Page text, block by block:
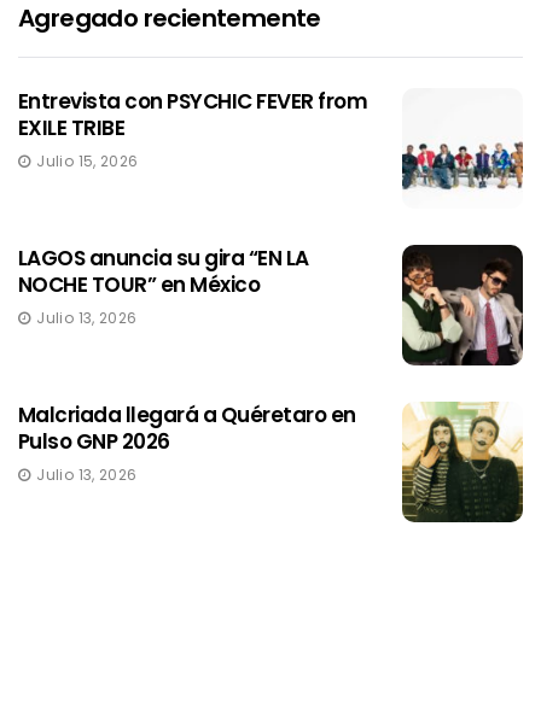
Agregado recientemente
Entrevista con PSYCHIC FEVER from
EXILE TRIBE
Julio 15, 2026
LAGOS anuncia su gira “EN LA
NOCHE TOUR” en México
Julio 13, 2026
Malcriada llegará a Quéretaro en
Pulso GNP 2026
Julio 13, 2026